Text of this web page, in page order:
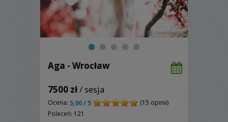
Aga - Wrocław
7500 zł/ sesja
Ocena: 5,00 / 5
(15 opinii)
Poleceń: 121